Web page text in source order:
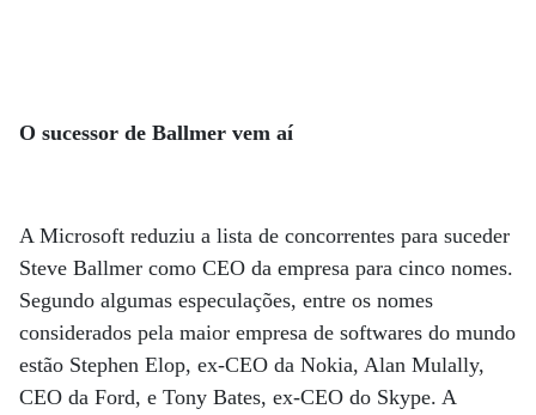
O sucessor de Ballmer vem aí
A Microsoft reduziu a lista de concorrentes para suceder
Steve Ballmer como CEO da empresa para cinco nomes.
Segundo algumas especulações, entre os nomes
considerados pela maior empresa de softwares do mundo
estão Stephen Elop, ex-CEO da Nokia, Alan Mulally,
CEO da Ford, e Tony Bates, ex-CEO do Skype. A